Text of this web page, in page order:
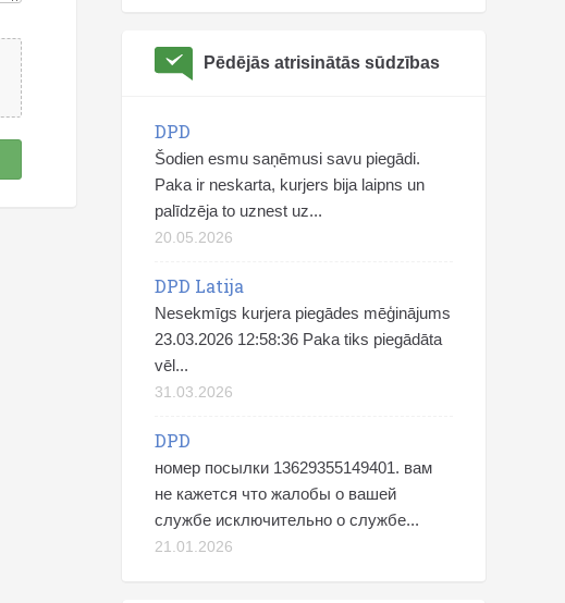
Pēdējās atrisinātās sūdzības
DPD
Šodien esmu saņēmusi savu piegādi.
Paka ir neskarta, kurjers bija laipns un
palīdzēja to uznest uz...
20.05.2026
DPD Latija
Nesekmīgs kurjera piegādes mēģinājums
23.03.2026 12:58:36 Paka tiks piegādāta
vēl...
31.03.2026
DPD
номер посылки 13629355149401. вам
не кажется что жалобы о вашей
службе исключительно о службе...
21.01.2026